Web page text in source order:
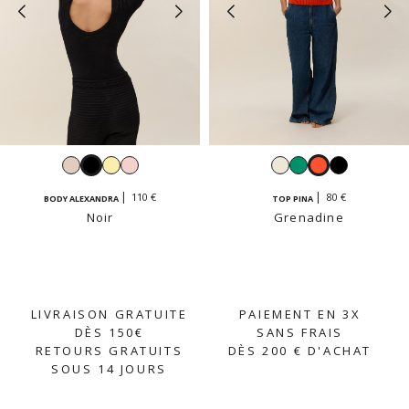
BeigeNoirJauneRose
BODY ALEXANDRA 110 €
Noir
BlancÉmeraude
Grenadine
Noir
TOP PINA 80 €
Grenadine
LIVRAISON GRATUITE
DÈS 150€
RETOURS GRATUITS
SOUS 14 JOURS
PAIEMENT EN 3X
SANS FRAIS
DÈS 200 € D'ACHAT